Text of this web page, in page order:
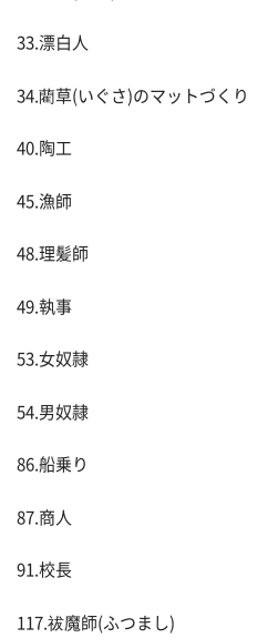
33.漂白人
34.藺草(いぐさ)のマットづくり
40.陶工
45.漁師
48.理髪師
49.執事
53.女奴隷
54.男奴隷
86.船乗り
87.商人
91.校長
117.祓魔師(ふつまし)